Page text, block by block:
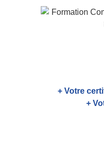
+ Votre
+